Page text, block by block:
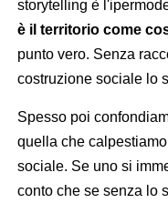
storytelling è
è il territorio come
punto vero. Senza
costruzione sociale lo
Spesso poi
quella che
sociale. Se uno si
conto che se senza lo